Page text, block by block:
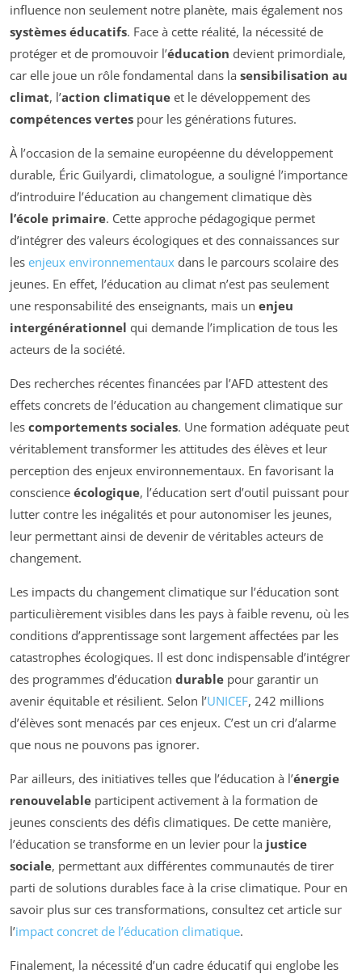
influence non seulement notre planète, mais également nos
systèmes éducatifs. Face à cette réalité, la nécessité de
protéger et de promouvoir l’éducation devient primordiale,
car elle joue un rôle fondamental dans la sensibilisation au
climat, l’action climatique et le développement des
compétences vertes pour les générations futures.
À l’occasion de la semaine européenne du développement
durable, Éric Guilyardi, climatologue, a souligné l’importance
d’introduire l’éducation au changement climatique dès
l’école primaire. Cette approche pédagogique permet
d’intégrer des valeurs écologiques et des connaissances sur
les enjeux environnementaux dans le parcours scolaire des
jeunes. En effet, l’éducation au climat n’est pas seulement
une responsabilité des enseignants, mais un enjeu
intergénérationnel qui demande l’implication de tous les
acteurs de la société.
Des recherches récentes financées par l’AFD attestent des
effets concrets de l’éducation au changement climatique sur
les comportements sociales. Une formation adéquate peut
véritablement transformer les attitudes des élèves et leur
perception des enjeux environnementaux. En favorisant la
conscience écologique, l’éducation sert d’outil puissant pour
lutter contre les inégalités et pour autonomiser les jeunes,
leur permettant ainsi de devenir de véritables acteurs de
changement.
Les impacts du changement climatique sur l’éducation sont
particulièrement visibles dans les pays à faible revenu, où les
conditions d’apprentissage sont largement affectées par les
catastrophes écologiques. Il est donc indispensable d’intégrer
des programmes d’éducation durable pour garantir un
avenir équitable et résilient. Selon l’UNICEF, 242 millions
d’élèves sont menacés par ces enjeux. C’est un cri d’alarme
que nous ne pouvons pas ignorer.
Par ailleurs, des initiatives telles que l’éducation à l’énergie
renouvelable participent activement à la formation de
jeunes conscients des défis climatiques. De cette manière,
l’éducation se transforme en un levier pour la justice
sociale, permettant aux différentes communautés de tirer
parti de solutions durables face à la crise climatique. Pour en
savoir plus sur ces transformations, consultez cet article sur
l’impact concret de l’éducation climatique.
Finalement, la nécessité d’un cadre éducatif qui englobe les